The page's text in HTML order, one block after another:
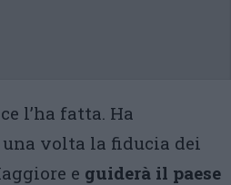
l’ha fatta. Ha
volta la fiducia dei
e guiderà il paese